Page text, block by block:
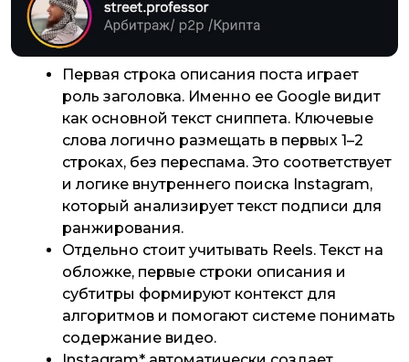
Первая строка описания поста играет
роль заголовка. Именно ее Google видит
как основной текст сниппета. Ключевые
слова логично размещать в первых 1–2
строках, без переспама. Это соответствует
и логике внутреннего поиска Instagram,
который анализирует текст подписи для
ранжирования.
Отдельно стоит учитывать Reels. Текст на
обложке, первые строки описания и
субтитры формируют контекст для
алгоритмов и помогают системе понимать
содержание видео.